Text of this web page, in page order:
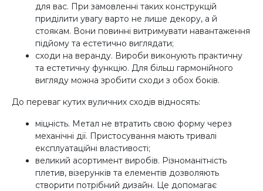
для вас. При замовленні таких конструкцій
приділити увагу варто не лише декору, а й
стоякам. Вони повинні витримувати навантаження
підйому та естетично виглядати;
сходи на веранду. Вироби виконують практичну
та естетичну функцію. Для більш гармонійного
вигляду можна зробити сходи з обох боків.
До переваг кутих вуличних сходів відносять:
міцність. Метал не втратить свою форму через
механічні дії. Пристосування мають тривалі
експлуатаційні властивості;
великий асортимент виробів. Різноманітність
плетив, візерунків та елементів дозволяють
створити потрібний дизайн. Це допомагає